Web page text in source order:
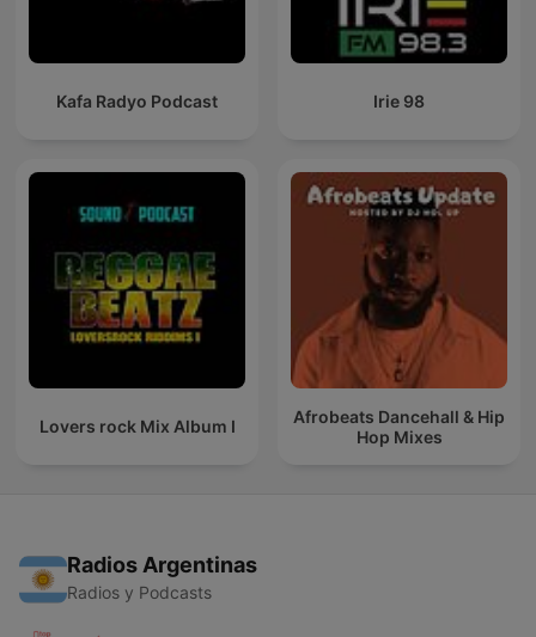
Kafa Radyo Podcast Irie 98
Lovers rock Mix Album I
Afrobeats Dancehall & Hip
Hop Mixes
Radios Argentinas
Radios y Podcasts